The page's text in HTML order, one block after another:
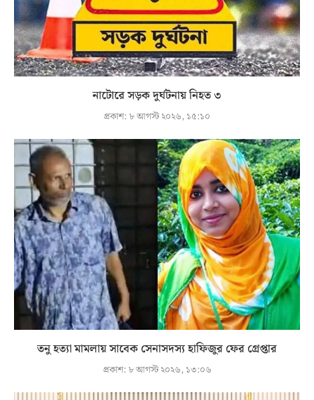
নাটোরে সড়ক দুর্ঘটনায় নিহত ৩
প্রকাশ: ৮ আগস্ট ২০২৬, ১৫:১০
তনু হত্যা মামলায় সাবেক সেনাসদস্য হাফিজুর ফের গ্রেপ্তার
প্রকাশ: ৮ আগস্ট ২০২৬, ১৩:০৬